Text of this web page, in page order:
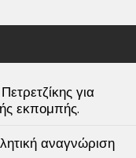
για
εκπομπής.
αναγνώριση